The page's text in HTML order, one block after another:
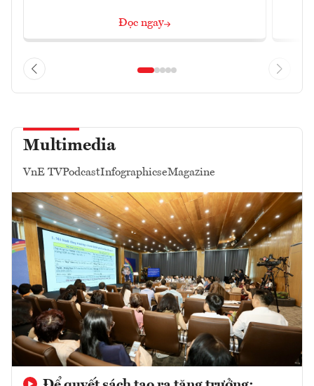
Đọc ngay
Multimedia
VnE TVPodcastInfographicseMagazine